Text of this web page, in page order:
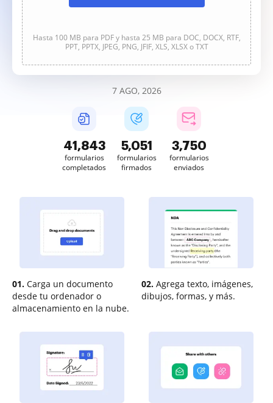
Hasta 100 MB para PDF y hasta 25 MB para DOC, DOCX, RTF,
PPT, PPTX, JPEG, PNG, JFIF, XLS, XLSX o TXT
7 AGO, 2026
41,844
formularios
completados
5,052
formularios
firmados
3,750
formularios
enviados
01. Carga un documento
desde tu ordenador o
almacenamiento en la nube.
02. Agrega texto, imágenes,
dibujos, formas, y más.